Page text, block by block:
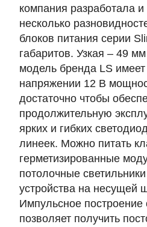
компания разработала и
несколько
блоков питания серии
габаритов. Узкая – 49 мм
модель бренда LS
напряжении 12 В
достаточно чтобы
продолжительную
ярких и гибких
линеек. Можно питать
герметизированные
потолочные
устройства на несущей
Импульсное построение
позволяет получить